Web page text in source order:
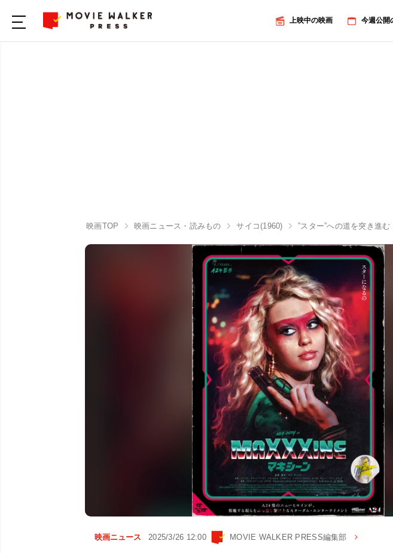
上映中の映画 今週公開
映画TOP 映画ニュース・読みもの サイコ(1960) ”スター”への道を突き進
映画ニュース 2025/3/26 12:00 MOVIE WALKER PRESS編集部